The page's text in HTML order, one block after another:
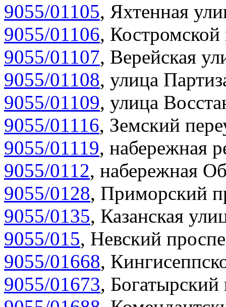
9055/01105, Яхтенная
9055/01106, Костромской
9055/01107, Верейская
9055/01108, улица
9055/01109, улица
9055/01116, Земский
9055/01119, набережная
9055/0112, набережная
9055/0128, Приморский
9055/0135, Казанская
9055/015, Невский
9055/01668,
9055/01673, Богатырский